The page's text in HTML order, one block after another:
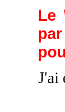
Le
J'ai